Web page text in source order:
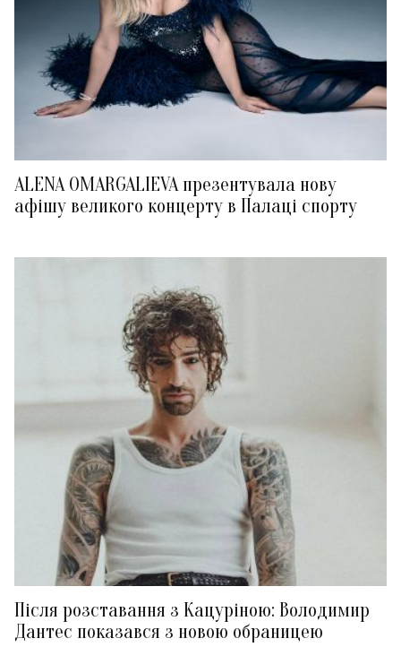
ALENA OMARGALIEVA презентувала нову
афішу великого концерту в Палаці спорту
Після розставання з Кацуріною: Володимир
Дантес показався з новою обраницею